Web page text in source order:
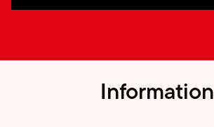
Information